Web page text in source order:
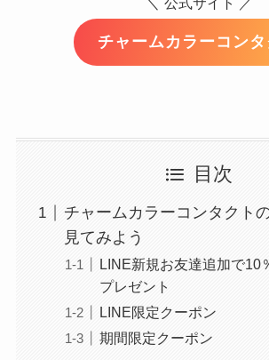
チャームカラーコンタ
目次
チャームカラーコンタクト
見てみよう
LINE新規お友達追加で10
プレゼント
LINE限定クーポン
期間限定クーポン